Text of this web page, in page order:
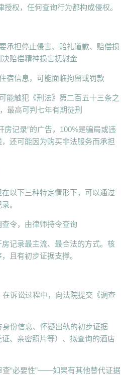
权，任何查询行为都构成侵权。
承担停止侵害、赔礼道歉、赔偿损
赔偿精神损害抚慰金
宿信息，可能面临拘留或罚款
能触犯《刑法》第二百五十三条之
最高可判七年有期徒刑
房记录”的广告，100%是骗局或违
还可能因为购买非法服务而承担
以下三种特定情形下，可以通过
。
令，由律师持令查询
记录最主流、最合法的方式。核
且有初步证据支撑。
诉讼过程中，向法院提交《调查
份信息、怀疑出轨的初步证据
证、亲密照片等）、拟查询的酒店
查“必要性”——如果有其他替代证据